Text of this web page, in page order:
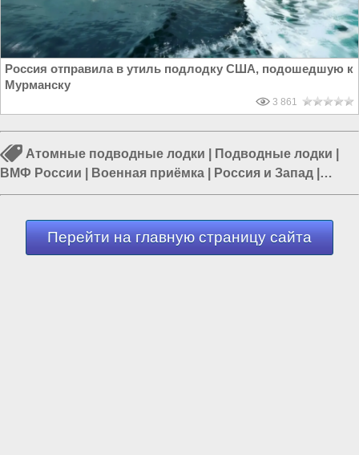
Россия отправила в утиль подлодку США, подошедшую к
Мурманску
3 861
Атомные подводные лодки Подводные лодки
ВМФ России
Военная приёмка Россия и Запад
Телепередачи в России|Россия и США
Перейти на главную страницу сайта